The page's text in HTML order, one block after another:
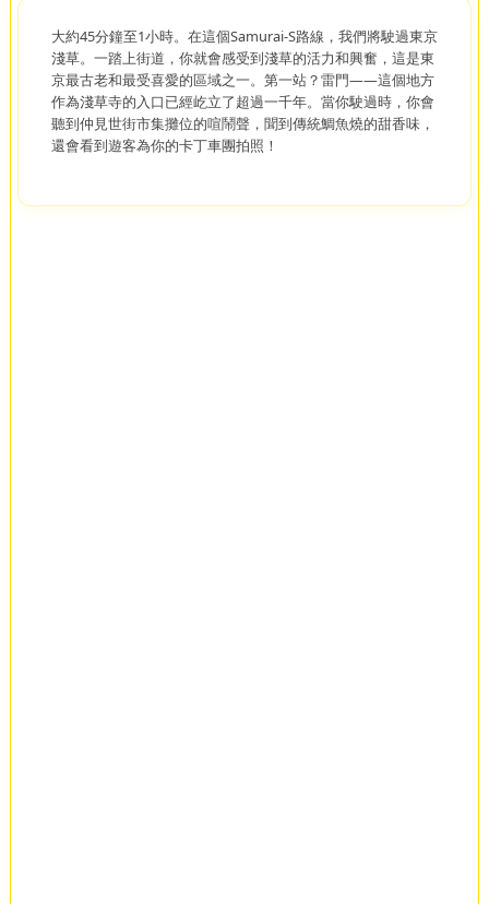
大約45分鐘至1小時。在這個Samurai-S路線，我們將駛過東京
淺草。一踏上街道，你就會感受到淺草的活力和興奮，這是東
京最古老和最受喜愛的區域之一。第一站？雷門——這個地方
作為淺草寺的入口已經屹立了超過一千年。當你駛過時，你會
聽到仲見世街市集攤位的喧鬧聲，聞到傳統鯛魚燒的甜香味，
還會看到遊客為你的卡丁車團拍照！